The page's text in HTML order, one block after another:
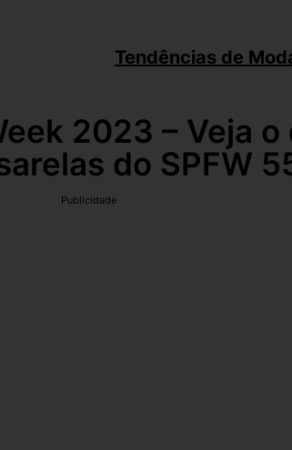
Tendências de
2023 – Veja
do SPFW
Publicidade